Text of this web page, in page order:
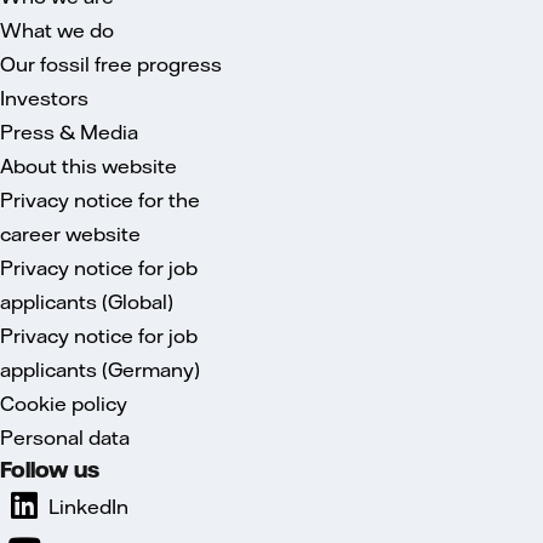
What we do
Our fossil free progress
Investors
Press & Media
About this website
Privacy notice for the
career website
Privacy notice for job
applicants (Global)
Privacy notice for job
applicants (Germany)
Cookie policy
Personal data
Follow us
LinkedIn